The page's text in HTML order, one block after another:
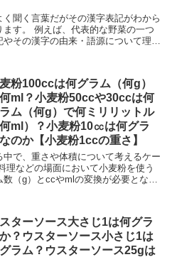
聞く言葉だがその漢字表記がわから
す。 例えば、代表的な野菜の一つ
その漢字の由来・語源について理解
粉100ccは何グラム（何g）
ml？小麦粉50ccや30ccは何
ム（何g）で何ミリリットル
何ml）？小麦粉10㏄は何グラ
のか【小麦粉1ccの重さ】
で、重さや体積について考えるケー
理などの場面において小麦粉を使う
（g）とccやmlの変換が必要となる
ターソース大さじ1は何グラ
？ウスターソース小さじ1は
ラム？ウスターソース25gは